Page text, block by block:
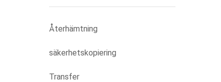
Återhämtning
säkerhetskopiering
Transfer